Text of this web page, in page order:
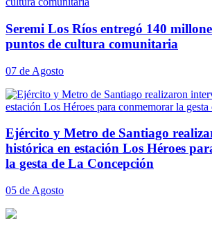
Seremi Los Ríos entregó 140
puntos de cultura comunitaria
07 de Agosto
Ejército y Metro de Santiago
histórica en estación Los Héroes
la gesta de La Concepción
05 de Agosto